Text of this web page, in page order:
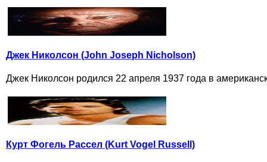
Джек Николсон (John Joseph Nicholson)
Джек Николсон родился 22 апреля 1937 года в
Курт Фогель Рассел (Kurt Vogel Russell)